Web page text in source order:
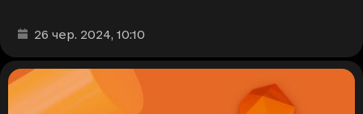
Дата та час публікації
26 чер. 2024, 10:10